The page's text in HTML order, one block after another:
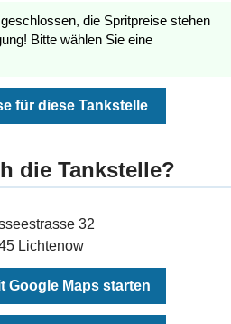
die Spritpreise stehen
Bitte wählen Sie eine
für diese Tankstelle
die Tankstelle?
32
Lichtenow
Google Maps starten